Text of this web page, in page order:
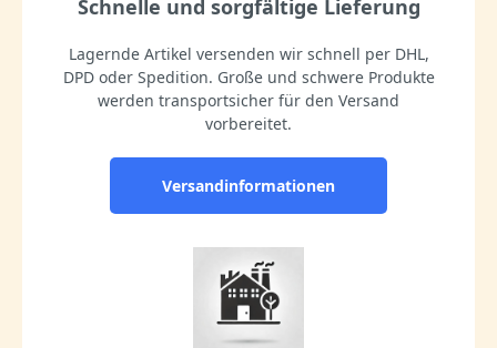
Schnelle und sorgfältige Lieferung
Lagernde Artikel versenden wir schnell per DHL,
DPD oder Spedition. Große und schwere Produkte
werden transportsicher für den Versand
vorbereitet.
Versandinformationen